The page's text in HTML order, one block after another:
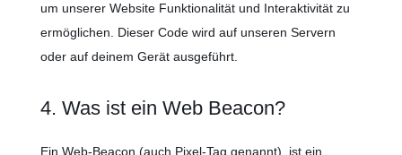
um unserer Website Funktionalität und Interaktivität zu
ermöglichen. Dieser Code wird auf unseren Servern
oder auf deinem Gerät ausgeführt.
4. Was ist ein Web Beacon?
Ein Web-Beacon (auch Pixel-Tag genannt), ist ein